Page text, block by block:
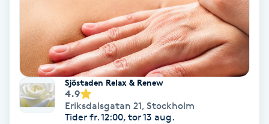
Hudvård
Hyaluronsyra
Hyperhidros
Sjöstaden Relax & Renew
4.9
Eriksdalsgatan 21, Stockholm
Tider fr. 12:00, tor 13 aug.